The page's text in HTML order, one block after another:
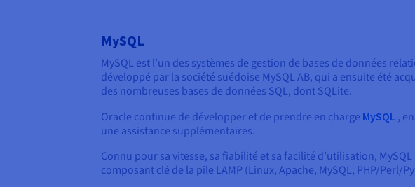
MySQL
MySQL est l’un des systèmes de gestion de bases de données
développé par la société suédoise MySQL AB, qui a ensuite été
des nombreuses bases de données SQL, dont SQLite.
Oracle continue de développer et de prendre en charge MySQL ,
une assistance supplémentaires.
Connu pour sa vitesse, sa fiabilité et sa facilité d’utilisation,
composant clé de la pile LAMP (Linux, Apache, MySQL, PHP/Perl/